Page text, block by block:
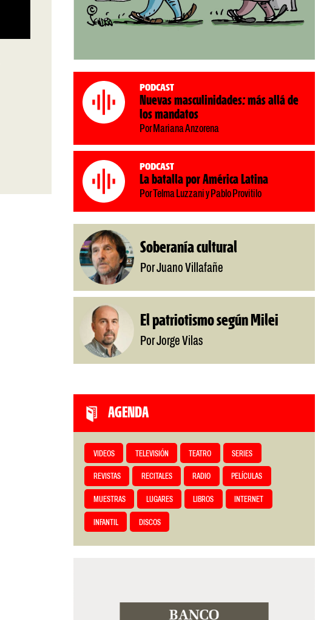
Podcast
Nuevas masculinidades: más allá de
los mandatos
Por Mariana Anzorena
Podcast
La batalla por América Latina
Por Telma Luzzani y Pablo Provitilo
Soberanía cultural
Por Juano Villafañe
El patriotismo según Milei
Por Jorge Vilas
AGENDA
VIDEOS TELEVISIÓN TEATRO SERIES
REVISTAS RECITALES RADIO PELÍCULAS
MUESTRAS LUGARES LIBROS INTERNET
INFANTIL DISCOS